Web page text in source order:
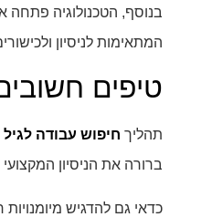
בנוסף, הטכנולוגיה פתחה
המתאימות לניסיון
טיפים
תהליך חיפוש עבודה
ברורה את הניסיון
כדאי גם להדגיש מיומנויות